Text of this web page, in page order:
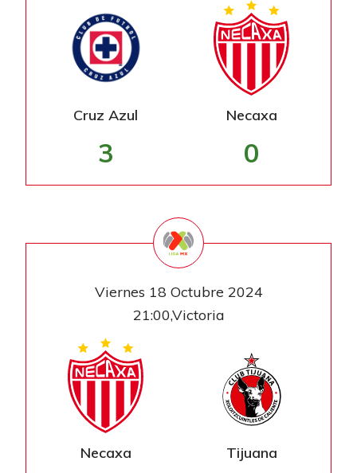
Cruz Azul
3
Necaxa
0
Viernes 18 Octubre 2024
21:00,Victoria
Necaxa Tijuana